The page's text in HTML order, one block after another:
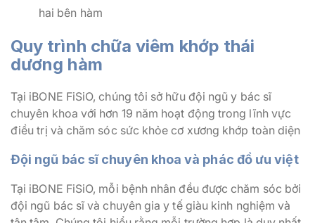
hai bên hàm
Quy trình chữa viêm khớp thái
dương hàm
Tại iBONE FiSiO, chúng tôi sở hữu đội ngũ y bác sĩ
chuyên khoa với hơn 19 năm hoạt động trong lĩnh vực
điều trị và chăm sóc sức khỏe cơ xương khớp toàn diện
Đội ngũ bác sĩ chuyên khoa và phác đồ ưu việt
Tại iBONE FiSiO, mỗi bệnh nhân đều được chăm sóc bởi
đội ngũ bác sĩ và chuyên gia y tế giàu kinh nghiệm và